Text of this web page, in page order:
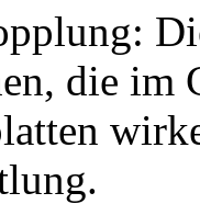
die im